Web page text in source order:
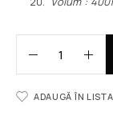
ADAUGĂ ÎN